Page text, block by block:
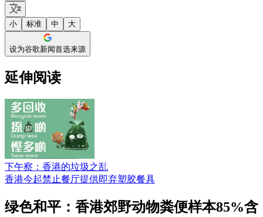
小 标准 中 大
设为谷歌新闻首选来源
延伸阅读
下午察：香港的垃圾之乱
香港今起禁止餐厅提供即弃塑胶餐具
绿色和平：香港郊野动物粪便样本85%含